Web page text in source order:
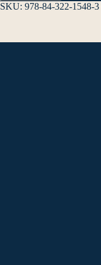
SKU: 978-84-322-1548-3